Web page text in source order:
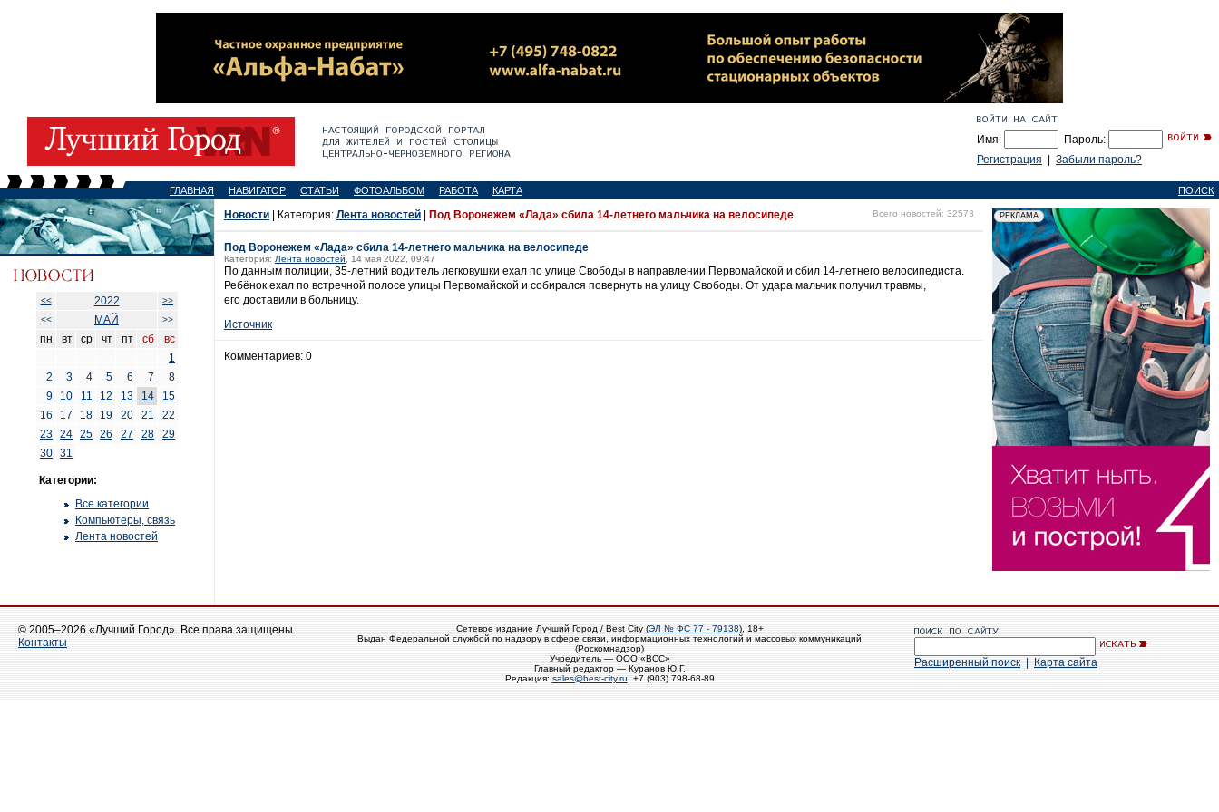
Имя:
Пароль:
Регистрация
Забыли пароль?
ГЛАВНАЯ НАВИГАТОР СТАТЬИ ФОТОАЛЬБОМ РАБОТА КАРТА ПОИСК
<< 2022
>>
<<
МАЙ >>
пн вт ср чт пт сб
вс
1
2
3 4 5 6 7
8
9
10 11 12 13 14
15
16
17 18 19 20 21
22
23 24 25 26 27 28
29
30 31
Категории:
Все категории
Компьютеры, связь
Лента новостей
Новости | Категория: Лента новостей Под Воронежем «Лада» сбила 14-летнего мальчика на велосипеде Всего новостей: 32573
Под Воронежем «Лада» сбила 14-летнего мальчика на велосипеде
Категория: Лента новостей , 14 мая 2022, 09:47
По данным полиции, 35-летний водитель легковушки ехал по улице Свободы в направлении Первомайской и сбил 14-летнего велосипедиста.
Ребёнок ехал по встречной полосе улицы Первомайской и собирался повернуть на улицу Свободы. От удара мальчик получил травмы,
его доставили в больницу.
Источник
Комментариев: 0
© 2005–2026 «Лучший Город». Все права защищены.
Контакты
Сетевое издание Лучший Город / Best City (ЭЛ № ФС 77 - 79138), 18+
Выдан Федеральной службой по надзору в сфере связи, информационных технологий и массовых коммуникаций
(Роскомнадзор)
Учредитель — ООО «ВСС»
Главный редактор — Куранов Ю.Г.
Редакция: sales@best-city.ru , +7 (903) 798-68-89
Расширенный поиск Карта сайта